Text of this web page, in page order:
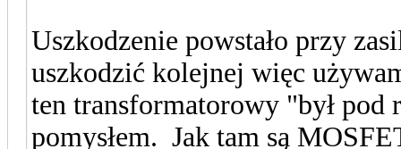
Uszkodzenie powstało przy
uszkodzić kolejnej więc
ten transformatorowy "był pod
pomysłem. Jak tam są